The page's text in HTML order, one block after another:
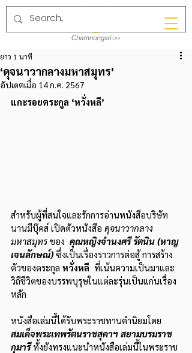
‘ดุจนาวากลางมหาสมุทร’
ยาว 1 นาที
อัปเดตเมื่อ 14 ก.ค. 2567
แกะรอยตระกูล ‘หวั่งหลี’
สำหรับผู้ที่สนใจและรักการอ่านหนังสือบริษัท
นานมีบุ๊คส์ เปิดตัวหนังสือ ดุจนาวากลาง
มหาสมุทร ของ คุณหญิงจำนงศรี รัตนิน (หาญ
เจนลักษณ์) ซึ่งเป็นเรื่องราวการต่อสู้ การสร้าง
ตัวของตระกูล หวั่งหลี ที่เน้นความเป็นมาและ
วิถีชีวิตของบรรพบุรุษในแต่ละรุ่นเป็นแก่นเรื่อง
หลัก
หนังสือเล่มนี้ได้รับพระราชทานคำนิยมโดย
สมเด็จพระเทพรัตนราชสุดาฯ สยามบรมราช
กุมารี ทั้งยังทรงแนะนำหนังสือเล่มนี้ในพระราช